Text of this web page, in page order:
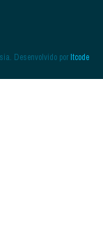
Desenvolvido porItcode